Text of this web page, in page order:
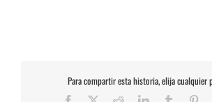
Para compartir esta historia, elija cualquier